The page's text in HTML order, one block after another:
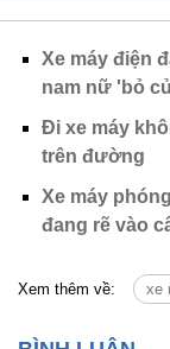
Xe máy điện
nam nữ 'bỏ
Đi xe máy
trên đường
Xe máy
đang rẽ vào
Xem thêm về: xe